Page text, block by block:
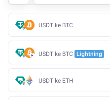
USDT ke BTC
USDT ke BTC Lightning
USDT ke ETH